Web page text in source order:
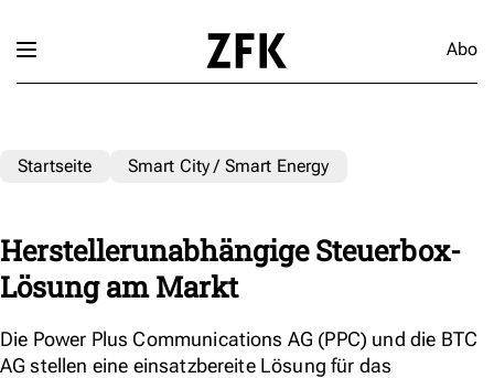
Abo
Startseite Smart City / Smart Energy
Herstellerunabhängige Steuerbox-
Lösung am Markt
Die Power Plus Communications AG (PPC) und die BTC
AG stellen eine einsatzbereite Lösung für das